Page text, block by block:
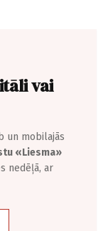
vai
un mobilajās
«Liesma»
nedēļā, ar